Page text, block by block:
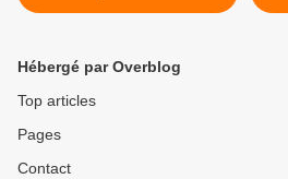
Hébergé par Overblog
Top articles
Pages
Contact